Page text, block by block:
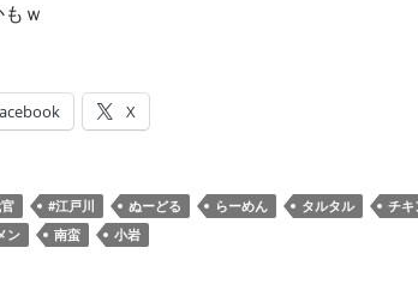
ｗ
X
#江戸川 ぬーどる らーめん タルタル
チキ
ン
南蛮 小岩